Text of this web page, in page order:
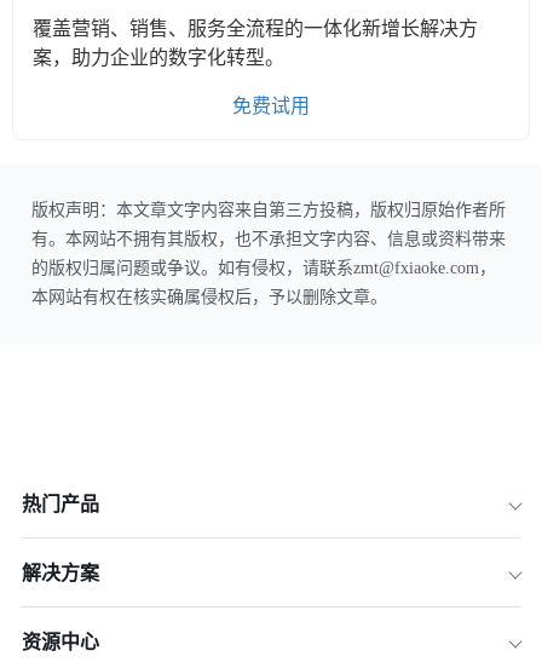
覆盖营销、销售、服务全流程的一体化新增长解决方
案，助力企业的数字化转型。
免费试用
版权声明：本文章文字内容来自第三方投稿，版权归原始作者所
有。本网站不拥有其版权，也不承担文字内容、信息或资料带来
的版权归属问题或争议。如有侵权，请联系zmt@fxiaoke.com，
本网站有权在核实确属侵权后，予以删除文章。
热门产品
解决方案
资源中心